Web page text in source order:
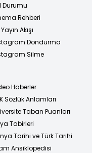
Durumu
Rehberi
Akışı
Dondurma
Silme
Haberler
Sözlük Anlamları
Taban Puanları
Tabirleri
Tarihi ve Türk Tarihi
Ansiklopedisi